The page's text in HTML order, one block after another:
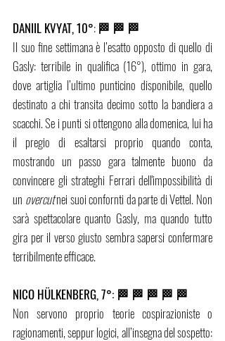
DANIIL KVYAT, 10°: 🏁 🏁 🏁
Il suo fine settimana è l’esatto opposto di quello di
Gasly: terribile in qualifica (16°), ottimo in gara,
dove artiglia l’ultimo punticino disponibile, quello
destinato a chi transita decimo sotto la bandiera a
scacchi. Se i punti si ottengono alla domenica, lui ha
il pregio di esaltarsi proprio quando conta,
mostrando un passo gara talmente buono da
convincere gli strateghi Ferrari dell'impossibilità di
un overcut nei suoi confornti da parte di Vettel. Non
sarà spettacolare quanto Gasly, ma quando tutto
gira per il verso giusto sembra sapersi confermare
terribilmente efficace.
NICO HÜLKENBERG, 7°: 🏁 🏁 🏁 🏁 🏁
Non servono proprio teorie cospirazioniste o
ragionamenti, seppur logici, all’insegna del sospetto: